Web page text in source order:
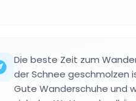
Die beste Zeit zum
der Schnee geschmolzen
Gute Wanderschuhe und